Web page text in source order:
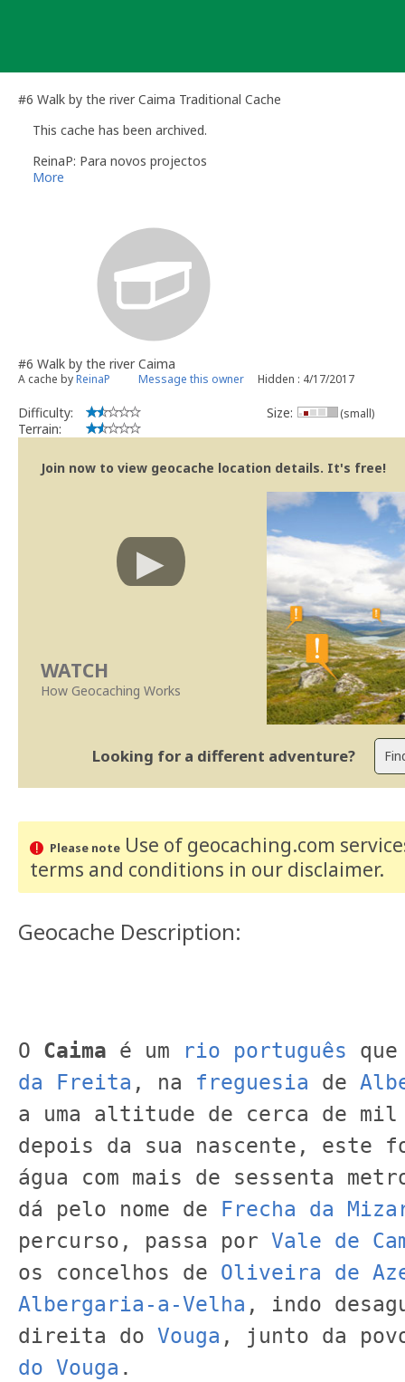
#6 Walk by the river Caima Traditional Cache
This cache has been archived.
ReinaP: Para novos projectos
More
#6 Walk by the river Caima
A cache byReinaP Message this owner Hidden : 4/17/2017
Difficulty:
Terrain:
Size: (small)
Join now to view geocache location details. It's free!
WATCH
How Geocaching Works
Looking for a different adventure?
Please noteUse of geocaching.com
terms and conditions in our disclaimer.
Geocache Description:
O Caima é um rio português
da Freita , na freguesia de
a uma altitude de cerca de mil
depois da sua nascente, este
água com mais de sessenta
dá pelo nome de Frecha da
percurso, passa por Vale de
os concelhos de Oliveira de
Albergaria-a-Velha , indo
direita do Vouga , junto da
do Vouga